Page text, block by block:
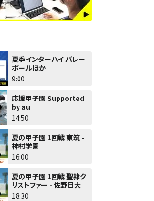
夏季インターハイ バレー
ボールほか
9:00
応援甲子園 Supported
by au
14:50
夏の甲子園 1回戦 東筑 -
神村学園
16:00
夏の甲子園 1回戦 聖隷ク
リストファー - 佐野日大
18:30